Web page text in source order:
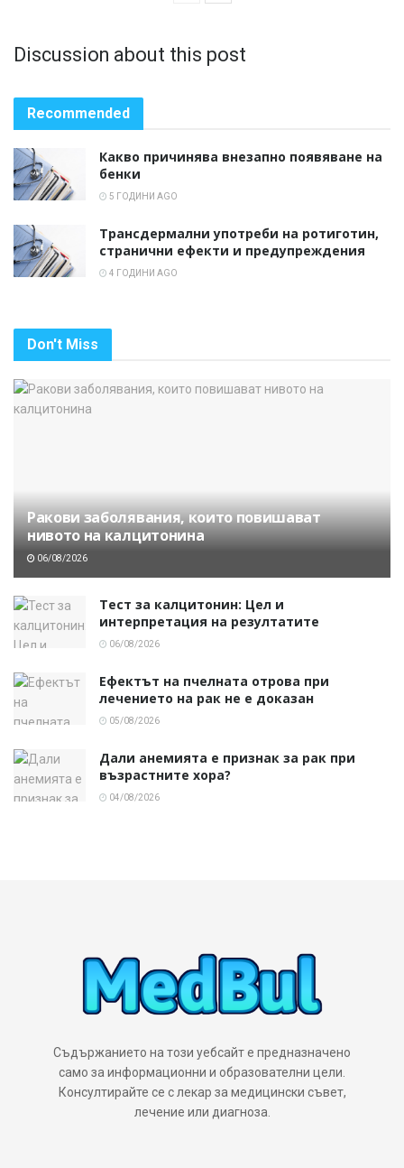
Discussion about this post
Recommended
Какво причинява внезапно появяване на
бенки
5 ГОДИНИ AGO
Трансдермални употреби на ротиготин,
странични ефекти и предупреждения
4 ГОДИНИ AGO
Don't Miss
Ракови заболявания, които повишават
нивото на калцитонина
06/08/2026
Тест за калцитонин: Цел и
интерпретация на резултатите
06/08/2026
Ефектът на пчелната отрова при
лечението на рак не е доказан
05/08/2026
Дали анемията е признак за рак при
възрастните хора?
04/08/2026
Съдържанието на този уебсайт е предназначено
само за информационни и образователни цели.
Консултирайте се с лекар за медицински съвет,
лечение или диагноза.